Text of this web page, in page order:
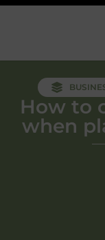
How to
when